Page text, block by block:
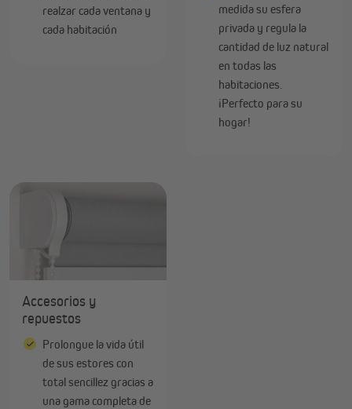
realzar cada ventana y
cada habitación
medida su esfera
privada y regula la
cantidad de luz natural
en todas las
habitaciones.
¡Perfecto para su
hogar!
Accesorios y
repuestos
Prolongue la vida útil
de sus estores con
total sencillez gracias a
una gama completa de